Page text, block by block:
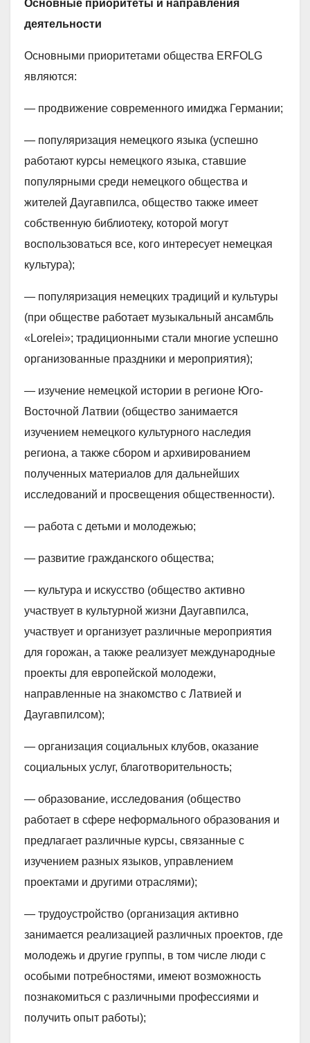
Основные приоритеты и направления
деятельности
Основными приоритетами общества ERFOLG
являются:
— продвижение современного имиджа Германии;
— популяризация немецкого языка (успешно
работают курсы немецкого языка, ставшие
популярными среди немецкого общества и
жителей Даугавпилса, общество также имеет
собственную библиотеку, которой могут
воспользоваться все, кого интересует немецкая
культура);
— популяризация немецких традиций и культуры
(при обществе работает музыкальный ансамбль
«Lorelei»; традиционными стали многие успешно
организованные праздники и мероприятия);
— изучение немецкой истории в регионе Юго-
Восточной Латвии (общество занимается
изучением немецкого культурного наследия
региона, а также сбором и архивированием
полученных материалов для дальнейших
исследований и просвещения общественности).
— работа с детьми и молодежью;
— развитие гражданского общества;
— культура и искусство (общество активно
участвует в культурной жизни Даугавпилса,
участвует и организует различные мероприятия
для горожан, а также реализует международные
проекты для европейской молодежи,
направленные на знакомство с Латвией и
Даугавпилсом);
— организация социальных клубов, оказание
социальных услуг, благотворительность;
— образование, исследования (общество
работает в сфере неформального образования и
предлагает различные курсы, связанные с
изучением разных языков, управлением
проектами и другими отраслями);
— трудоустройство (организация активно
занимается реализацией различных проектов, где
молодежь и другие группы, в том числе люди с
особыми потребностями, имеют возможность
познакомиться с различными профессиями и
получить опыт работы);